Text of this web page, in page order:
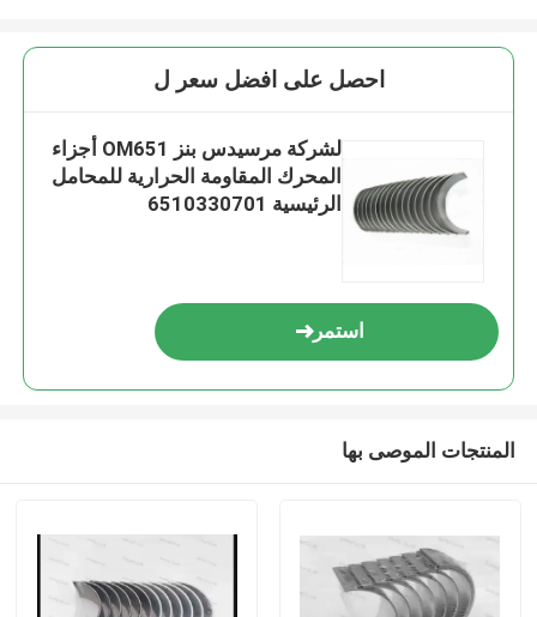
احصل على افضل سعر ل
لشركة مرسيدس بنز OM651 أجزاء
المحرك المقاومة الحرارية للمحامل
الرئيسية 6510330701
استمر
المنتجات الموصى بها